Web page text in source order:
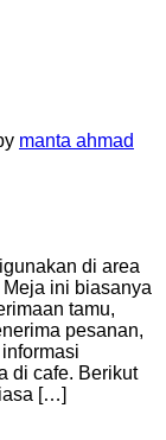
manta ahmad
di area
ini biasanya
tamu,
pesanan,
di cafe. Berikut
[…]